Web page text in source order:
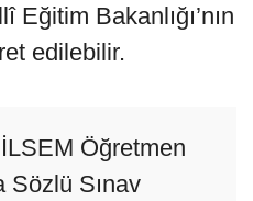
Eğitim Bakanlığı’nın
edilebilir.
Öğretmen
Sözlü Sınav